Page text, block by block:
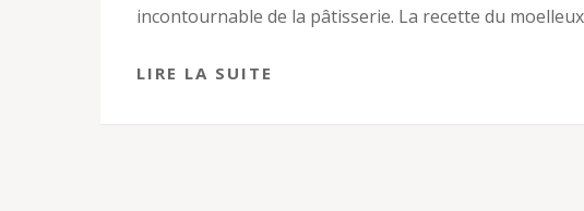
incontournable de la pâtisserie. La recette du
LIRE LA SUITE